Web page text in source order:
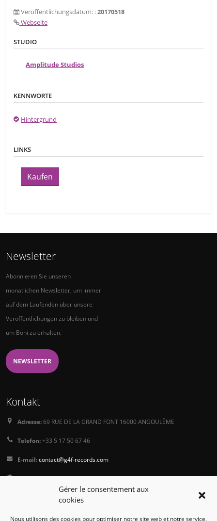
Gérer le consentement aux
cookies
Nous utilisons des cookies pour optimiser notre site web et notre service.
Veröffentlichungsdatum: :20170518
Webseite
STUDIO
Amplitude Studios
KENNWORTE
Hintergrund
LINKS
Kaufen
Newsletter
Abonnieren Sie unseren
monatlichen Newsletter, um immer
auf dem Laufenden über unsere
Veröffentlichungen zu bleiben und
um Boni zu erhalten.
NEWSLETTER
Kontakt
Adresse:69 RUE DE LA GRAND FONT 16000 ANGOULÊME
Telefon:+33 5 17 50 67 46
E-mail:contact@g4f-records.com
PressKit
Terms and Conditions of Sale